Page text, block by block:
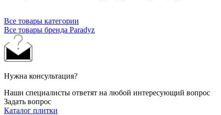
Все товары категории
Все товары бренда Paradyz
Нужна консультация?
Наши специалисты ответят на любой интересующий вопрос
Задать вопрос
Каталог плитки